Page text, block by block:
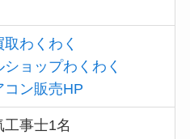
わくわく
ショップわくわく
コン販売HP
事士1名